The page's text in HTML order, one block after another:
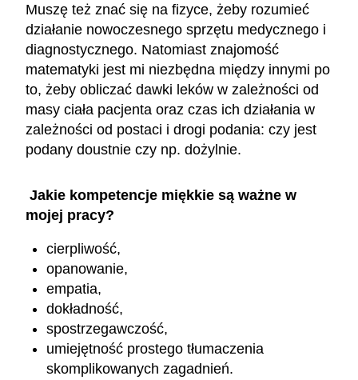
Muszę też znać się na fizyce, żeby rozumieć
działanie nowoczesnego sprzętu medycznego i
diagnostycznego. Natomiast znajomość
matematyki jest mi niezbędna między innymi po
to, żeby obliczać dawki leków w zależności od
masy ciała pacjenta oraz czas ich działania w
zależności od postaci i drogi podania: czy jest
podany doustnie czy np. dożylnie.
Jakie kompetencje miękkie są ważne w
mojej pracy?
cierpliwość,
opanowanie,
empatia,
dokładność,
spostrzegawczość,
umiejętność prostego tłumaczenia
skomplikowanych zagadnień.